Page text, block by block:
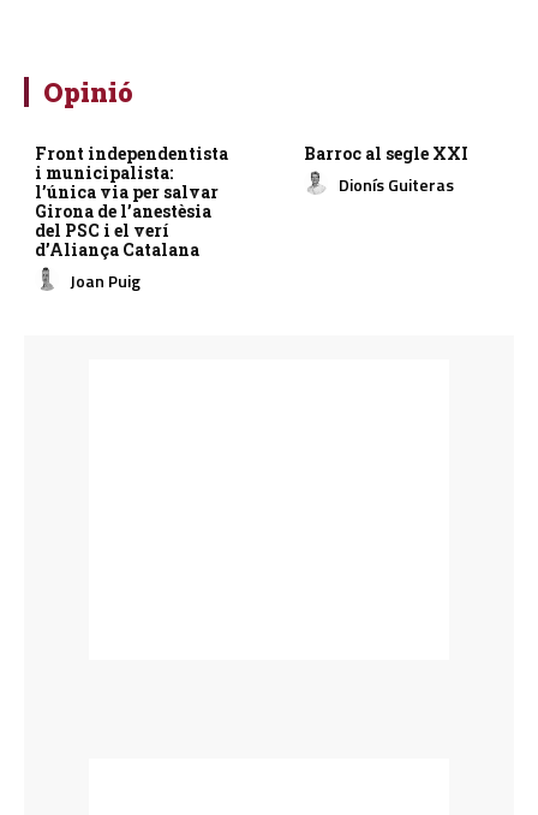
Opinió
Front independentista
i municipalista:
l’única via per salvar
Girona de l’anestèsia
del PSC i el verí
d’Aliança Catalana
Joan Puig
Barroc al segle XXI
Dionís Guiteras